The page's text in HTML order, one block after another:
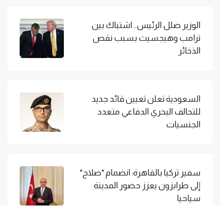
الوزير ضلل الرئيس.. اشتباك بين
ترامب وهيجسيث بسبب نقص
الذخائر
السعودية تعلن تعيين قائد جديد
للتحالف البحري الدفاعي متعدد
الجنسيات
سفير تركيا بالقاهرة: انضمام "صلاح"
إلى طرابزون يعزز حضور المدينة
سياحيا